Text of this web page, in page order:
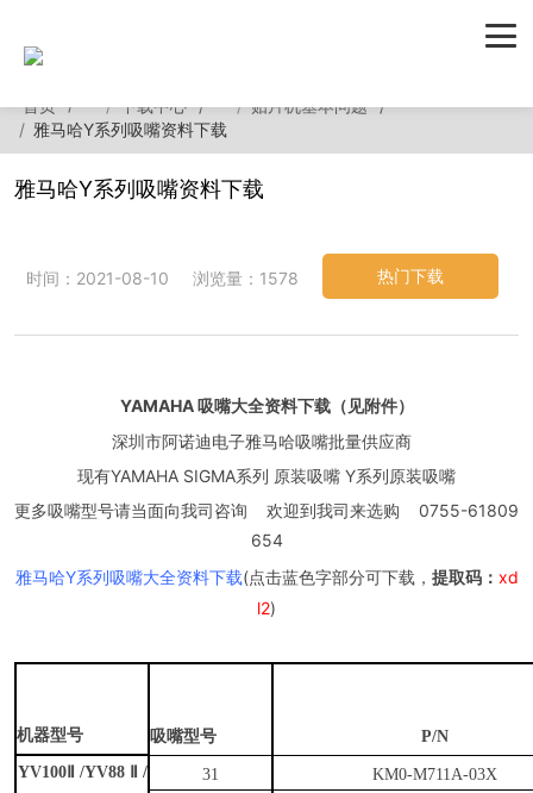
首页 下载中心
贴片机基本问题
雅马哈Y系列吸嘴资料下载
雅马哈Y系列吸嘴资料下载
时间：2021-08-10 浏览量：1578 热门下载
YAMAHA 吸嘴大全资料下载（见附件）
深圳市阿诺迪电子雅马哈吸嘴批量供应商
现有YAMAHA SIGMA系列 原装吸嘴 Y系列原装吸嘴
更多吸嘴型号请当面向我司咨询 欢迎到我司来选购 0755-61809
654
雅马哈Y系列吸嘴大全资料下载(点击蓝色字部分可下载， 提取码： xd
l2)
机器型号 吸嘴型号
P/N
YV100Ⅱ /YV88
/
31
KM0-M711A-03X